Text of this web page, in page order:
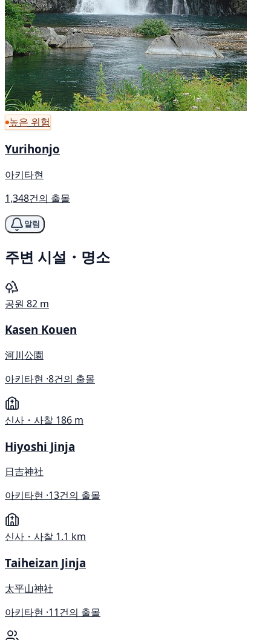
높은 위험
Yurihonjo
아키타현
1,348건의 출몰
알림
주변 시설・명소
공원 82 m
Kasen Kouen
河川公園
아키타현 ·8건의 출몰
신사・사찰 186 m
Hiyoshi Jinja
日吉神社
아키타현 ·13건의 출몰
신사・사찰 1.1 km
Taiheizan Jinja
太平山神社
아키타현 ·11건의 출몰